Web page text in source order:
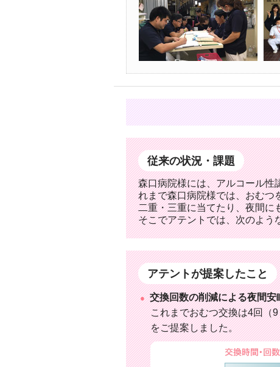
従来の状況・課題
森口病院様には、アルコール性
れまで森口病院様では、おむつ
二重・三重に当てたり、夜間に
そこでアテントでは、次のよう
アテントが提案したこと
交換回数の削減による夜間安
これまでおむつ交換は4回（
をご提案しました。